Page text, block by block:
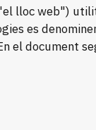
lloc web")
es
el document